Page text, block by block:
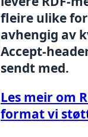
fleire ulike
avhengig av
Accept-
sendt med.
Les meir om
format vi